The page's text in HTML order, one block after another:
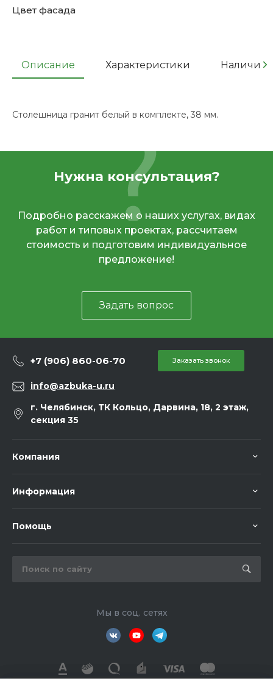
Цвет фасада
Описание Характеристики Наличие
Столешница гранит белый в комплекте, 38 мм.
Нужна консультация?
Подробно расскажем о наших услугах, видах
работ и типовых проектах, рассчитаем
стоимость и подготовим индивидуальное
предложение!
Задать вопрос
+7 (906) 860-06-70 Заказать звонок
info@azbuka-u.ru
г. Челябинск, ТК Кольцо, Дарвина, 18, 2 этаж,
секция 35
Компания
Информация
Помощь
Мы в соц. сетях